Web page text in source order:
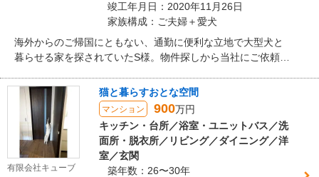
竣工年月日：2020年11月26日
家族構成：ご夫婦＋愛犬
海外からのご帰国にともない、通勤に便利な立地で大型犬と
暮らせる家を探されていたS様。物件探しから当社にご依頼い
ョン。既存の間取りや設備を活かしつつ、飾り吊り棚を設け
たバーのような趣のキッチンをはじめ、アクセントクロスや
タイルを随所に取り入れ思い描かれていたイメージをカタチ
に。大人の遊び心とS様の暮らしに合わせた使い勝手のよい内
装を叶えた「理想の我が家」で、愛犬と育むのびやかな暮ら
しを楽しまれています。
有限会社キューブ
猫と暮らすおとな空間
マンション 900万円
キッチン・台所／浴室・ユニットバス／洗
面所・脱衣所／リビング／ダイニング／洋
室／玄関
築年数：26〜30年